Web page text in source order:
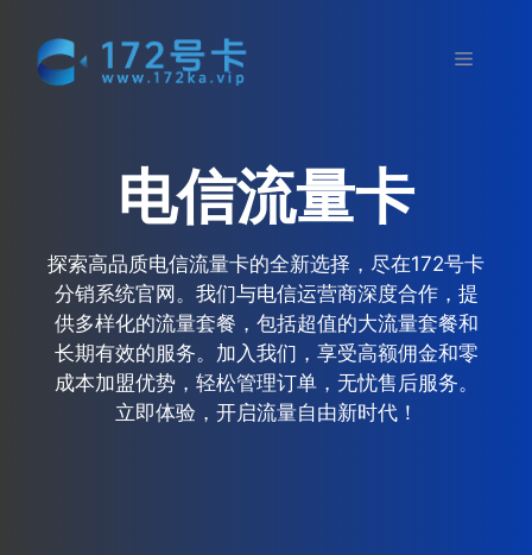
菜
电信流量卡
探索高品质电信流量卡的全新选择，尽在172号卡
分销系统官网。我们与电信运营商深度合作，提
供多样化的流量套餐，包括超值的大流量套餐和
长期有效的服务。加入我们，享受高额佣金和零
成本加盟优势，轻松管理订单，无忧售后服务。
立即体验，开启流量自由新时代！